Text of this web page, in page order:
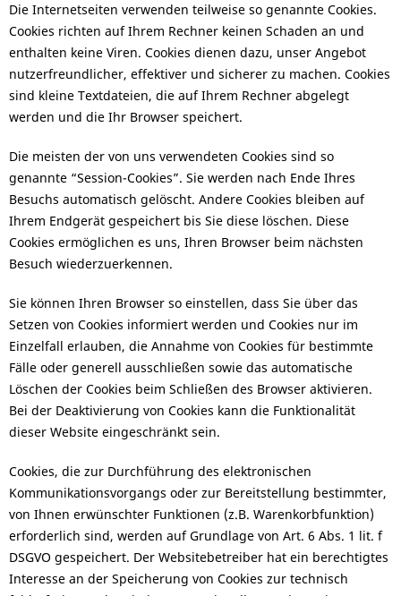
Die Internetseiten verwenden teilweise so genannte Cookies.
Cookies richten auf Ihrem Rechner keinen Schaden an und
enthalten keine Viren. Cookies dienen dazu, unser Angebot
nutzerfreundlicher, effektiver und sicherer zu machen. Cookies
sind kleine Textdateien, die auf Ihrem Rechner abgelegt
werden und die Ihr Browser speichert.
Die meisten der von uns verwendeten Cookies sind so
genannte “Session-Cookies”. Sie werden nach Ende Ihres
Besuchs automatisch gelöscht. Andere Cookies bleiben auf
Ihrem Endgerät gespeichert bis Sie diese löschen. Diese
Cookies ermöglichen es uns, Ihren Browser beim nächsten
Besuch wiederzuerkennen.
Sie können Ihren Browser so einstellen, dass Sie über das
Setzen von Cookies informiert werden und Cookies nur im
Einzelfall erlauben, die Annahme von Cookies für bestimmte
Fälle oder generell ausschließen sowie das automatische
Löschen der Cookies beim Schließen des Browser aktivieren.
Bei der Deaktivierung von Cookies kann die Funktionalität
dieser Website eingeschränkt sein.
Cookies, die zur Durchführung des elektronischen
Kommunikationsvorgangs oder zur Bereitstellung bestimmter,
von Ihnen erwünschter Funktionen (z.B. Warenkorbfunktion)
erforderlich sind, werden auf Grundlage von Art. 6 Abs. 1 lit. f
DSGVO gespeichert. Der Websitebetreiber hat ein berechtigtes
Interesse an der Speicherung von Cookies zur technisch